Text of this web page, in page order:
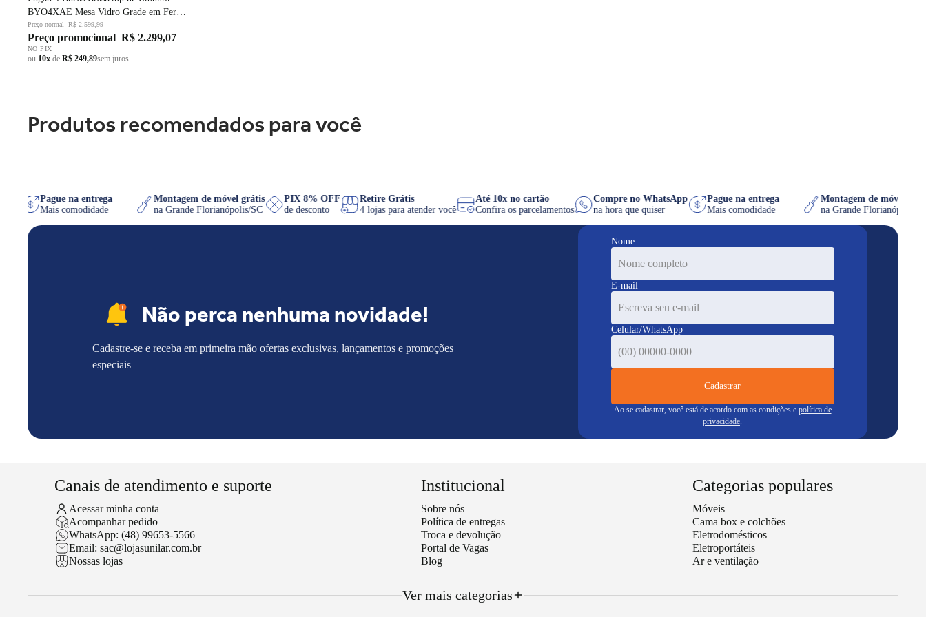
BYO4XAE Mesa Vidro Grade em Ferro
Fundido Dupla Chama Preto Bivolt
Preço normalR$ 2.599,99
Preço promocional R$ 2.299,07
NO PIX
ou 10x de R$ 249,89sem juros
Produtos recomendados para você
Pague na entrega
Mais comodidade
Montagem de móvel grátis
na Grande Florianópolis/SC
PIX 8% OFF
de desconto
Retire Grátis
4 lojas para atender você
Até 10x no cartão
Confira os parcelamentos
Compre no WhatsApp
na hora que quiser
Pague na entrega
Mais comodidade
Montagem de
na Grande
Não perca nenhuma novidade!
Cadastre-se e receba em primeira mão ofertas exclusivas, lançamentos e promoções
especiais
Nome
E-mail
Celular/WhatsApp
Cadastrar
Ao se cadastrar, você está de acordo com as condições e política de
privacidade.
Canais de atendimento e suporte
Acessar minha conta
Acompanhar pedido
WhatsApp: (48) 99653-5566
Email: sac@lojasunilar.com.br
Nossas lojas
Institucional
Sobre nós
Política de entregas
Troca e devolução
Portal de Vagas
Blog
Categorias populares
Móveis
Cama box e colchões
Eletrodomésticos
Eletroportáteis
Ar e ventilação
Ver mais categorias